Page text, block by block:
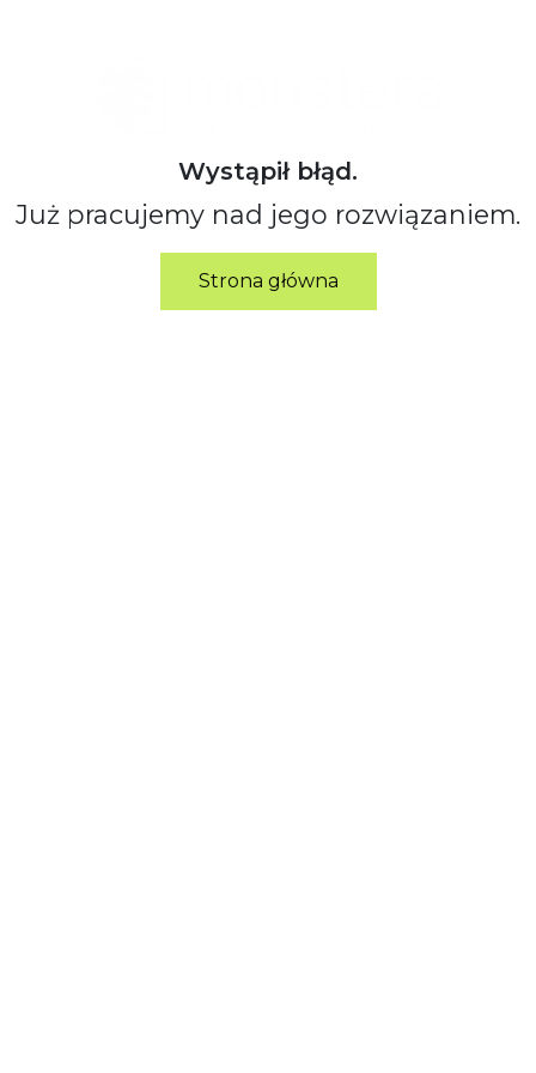
Wystąpił błąd.
Już pracujemy nad jego rozwiązaniem.
Strona główna